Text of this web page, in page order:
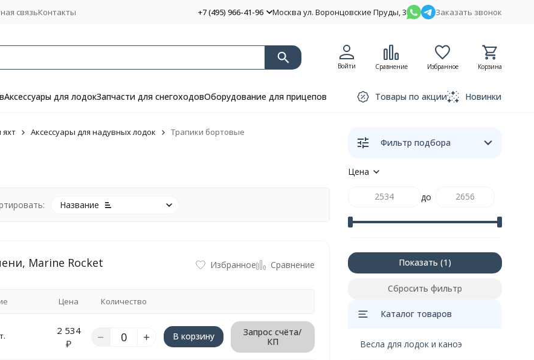
связьКонтакты +7 (495) 966-41-96 Москва ул. Воронцовские Пруды, 3 Заказать звонок
Войти Сравнение Избранное Корзина
Аксессуары для лодокЗапчасти для снегоходовОборудование для прицепов Товары по акции Новинки
Аксессуары для надувных лодок Трапики бортовые
Название
Marine Rocket Избранное Сравнение
Цена Количество
2 534
₽
В корзину
Запрос счёта/
КП
Фильтр подбора
Цена
до
Показать
Сбросить фильтр
Каталог товаров
Весла для лодок и каноэ